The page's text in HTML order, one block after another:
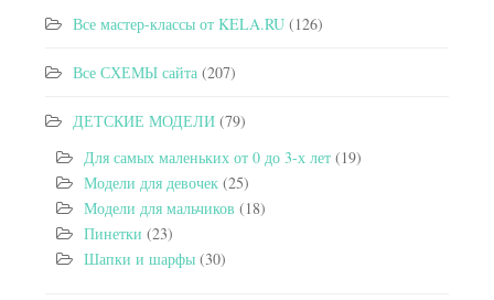
Все мастер-классы от KELA.RU (126)
Все СХЕМЫ сайта (207)
ДЕТСКИЕ МОДЕЛИ (79)
Для самых маленьких от 0 до 3-х лет (19)
Модели для девочек (25)
Модели для мальчиков (18)
Пинетки (23)
Шапки и шарфы (30)